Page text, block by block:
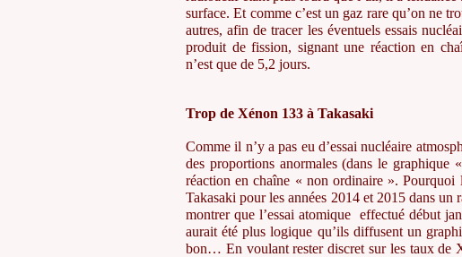
surface. Et comme c’est un gaz rare qu’on ne
autres, afin de tracer les éventuels essais
produit de fission, signant une réaction en
n’est que de 5,2 jours.
Trop de Xénon 133 à Takasaki
Comme il n’y a pas eu d’essai nucléaire
des proportions anormales (dans le graphique
réaction en chaîne « non ordinaire ».
Takasaki pour les années 2014 et 2015 dans
montrer que l’essai atomique effectué début
aurait été plus logique qu’ils diffusent un
bon… En voulant rester discret sur les taux de